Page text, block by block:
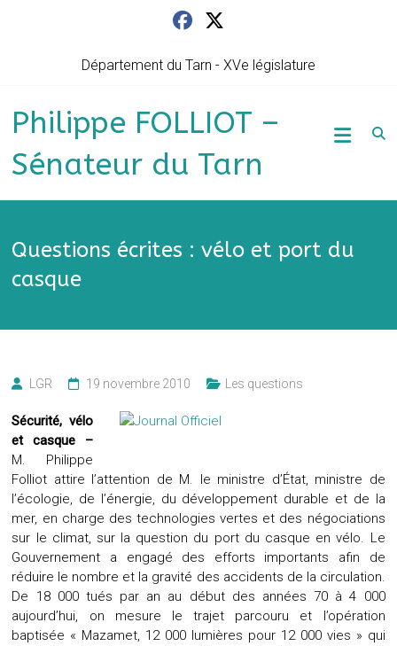
Département du Tarn - XVe législature
Philippe FOLLIOT –
Sénateur du Tarn
Questions écrites : vélo et port du
casque
LGR 19 novembre 2010 Les questions
Sécurité, vélo
et casque –
M. Philippe
Folliot attire l’attention de M. le ministre d’État, ministre de
l’écologie, de l’énergie, du développement durable et de la
mer, en charge des technologies vertes et des négociations
sur le climat, sur la question du port du casque en vélo. Le
Gouvernement a engagé des efforts importants afin de
réduire le nombre et la gravité des accidents de la circulation.
De 18 000 tués par an au début des années 70 à 4 000
aujourd’hui, on mesure le trajet parcouru et l’opération
baptisée « Mazamet, 12 000 lumières pour 12 000 vies » qui